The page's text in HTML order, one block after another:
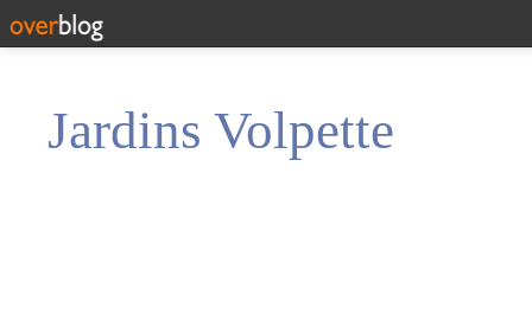
Jardins Volpette